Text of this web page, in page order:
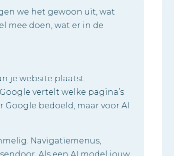
we het gewoon uit, wat
mee doen, wat er in de
je website plaatst.
vertelt welke pagina’s
Google bedoeld, maar voor AI
Navigatiemenus,
Als een AI model jouw